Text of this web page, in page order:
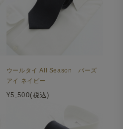
ウールタイ All Season バーズ
アイ ネイビー
¥5,500(税込)